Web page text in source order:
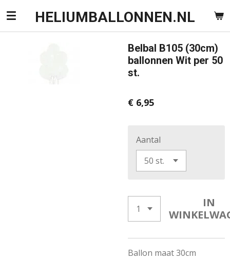
Ga
direct
HELIUMBALLONNEN.NL
Belbal B105 (30cm)
ballonnen Wit per 50
st.
€ 6,95
Aantal
IN
Ballon maat 30cm